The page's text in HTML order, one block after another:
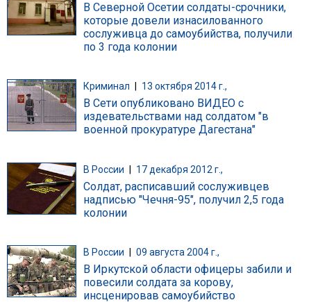
В Северной Осетии солдаты-срочники,
которые довели изнасилованного
сослуживца до самоубийства, получили
по 3 года колонии
Криминал 13 октября 2014 г.,
В Сети опубликовано ВИДЕО с
издевательствами над солдатом "в
военной прокуратуре Дагестана"
В России 17 декабря 2012 г.,
Солдат, расписавший сослуживцев
надписью "Чечня-95", получил 2,5 года
колонии
В России 09 августа 2004 г.,
В Иркутской области офицеры забили и
повесили солдата за корову,
инсценировав самоубийство